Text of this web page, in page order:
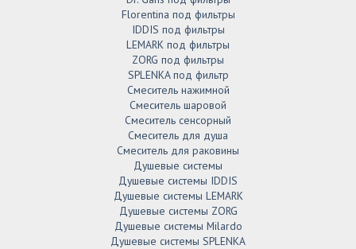
Florentina под фильтры
IDDIS под фильтры
LEMARK под фильтры
ZORG под фильтры
SPLENKA под фильтр
Смеситель нажимной
Смеситель шаровой
Смеситель сенсорный
Смеситель для душа
Смеситель для раковины
Душевые системы
Душевые системы IDDIS
Душевые системы LEMARK
Душевые системы ZORG
Душевые системы Milardo
Душевые системы SPLENKA